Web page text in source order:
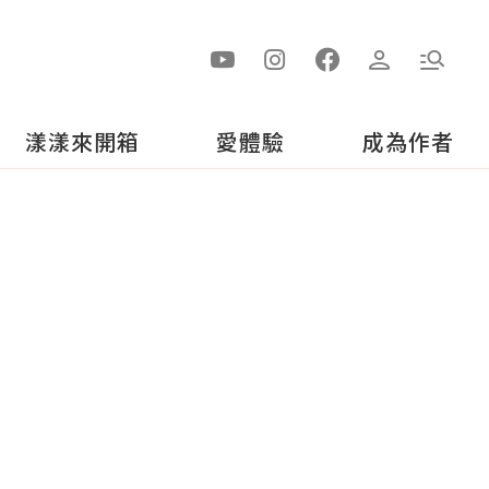
漾漾來開箱 愛體驗 成為作者